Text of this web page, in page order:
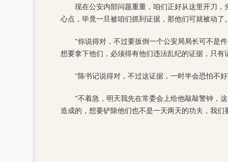
现在公安内部问题重重，咱们正好从这里开刀
心点，毕竟一旦被咱们抓到证据，那他们可就被动了
“你说得对，不过要扳倒一个公安局局长可不是
想要拿下他们，必须得有他们违法乱纪的证据，只有
“陈书记说得对，不过这证据，一时半会恐怕不
“不着急，明天我先在常委会上给他敲敲警钟，
造成的，想要铲除他们也不是一天两天的功夫，我们